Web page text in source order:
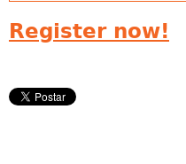
Register now!